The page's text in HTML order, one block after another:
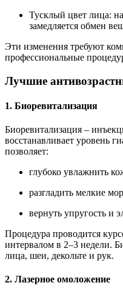
Тусклый цвет лица:
замедляется обмен
Эти изменения требуют
профессиональные
Лучшие
1. Биоревитализация
Биоревитализация –
восстанавливает уровень
позволяет:
глубоко увлажнить
разгладить мелкие
вернуть упругость и
Процедура проводится
интервалом в 2–3 недели.
лица, шеи, декольте и рук.
2. Лазерное омоложение